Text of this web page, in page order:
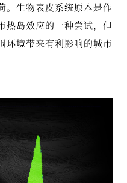
。生物表皮系统原本是作
热岛效应的一种尝试，但
环境带来有利影响的城市